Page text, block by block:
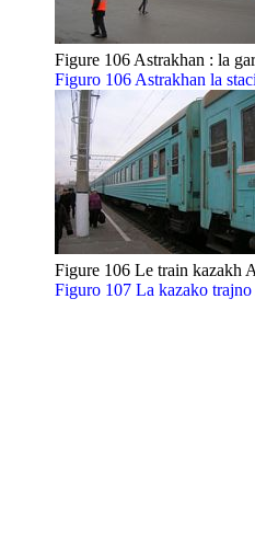
Figure 106 Astrakhan : la
Figuro 106 Astrakhan la
Figure 106 Le train kazakh
Figuro 107 La kazako